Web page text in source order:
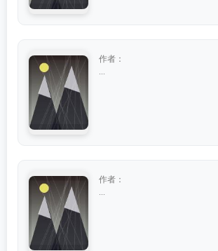
作者：
作者：